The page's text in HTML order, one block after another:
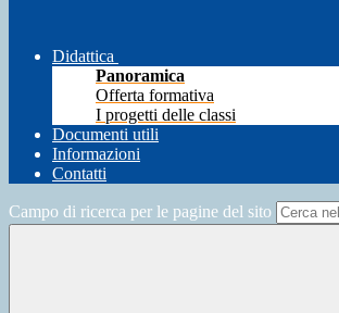
Didattica
Panoramica
Offerta formativa
I progetti delle classi
Documenti utili
Informazioni
Contatti
Campo di ricerca per le pagine del sito